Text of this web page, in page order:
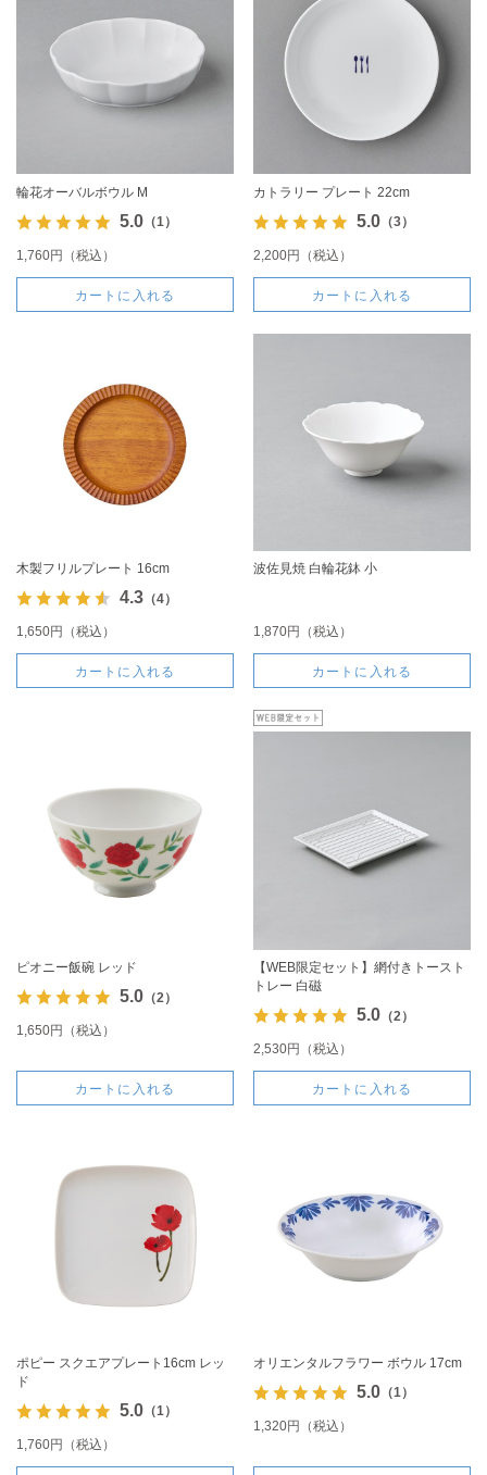
輪花オーバルボウル M
5.0（1）
1,760円（税込）
カートに入れる
カトラリー プレート 22cm
5.0（3）
2,200円（税込）
カートに入れる
木製フリルプレート 16cm
4.3（4）
1,650円（税込）
カートに入れる
波佐見焼 白輪花鉢 小
1,870円（税込）
カートに入れる
ピオニー飯碗 レッド
5.0（2）
1,650円（税込）
カートに入れる
【WEB限定セット】網付きトースト
トレー 白磁
5.0（2）
2,530円（税込）
カートに入れる
ポピー スクエアプレート16cm レッ
ド
5.0（1）
1,760円（税込）
オリエンタルフラワー ボウル 17cm
5.0（1）
1,320円（税込）